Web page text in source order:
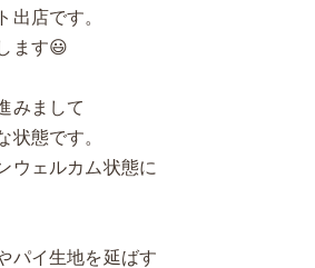
出店です。
ます😃
みまして
状態です。
ウェルカム状態に
パイ生地を延ばす